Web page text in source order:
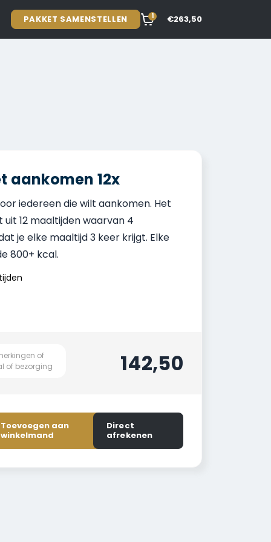
PAKKET SAMENSTELLEN 1 €263,50
12x
iedereen die wilt aankomen. Het
12 maaltijden waarvan 4
je elke maaltijd 3 keer krijgt. Elke
800+ kcal.
142,50
Toevoegen aan
winkelmand
Direct
afrekenen